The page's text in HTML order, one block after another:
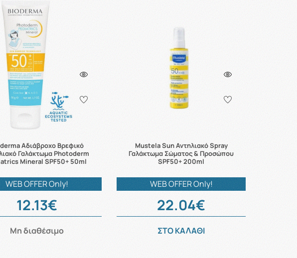
Αδιάβροχο Βρεφικό
Γαλάκτωμα Photoderm
Mineral SPF50+ 50ml
WEB OFFER Only!
12.13€
Μη διαθέσιμο
Mustela Sun Αντηλιακό Spray
Γαλάκτωμα Σώματος & Προσώπου
SPF50+ 200ml
WEB OFFER Only!
22.04€
ΣΤΟ ΚΑΛΑΘΙ